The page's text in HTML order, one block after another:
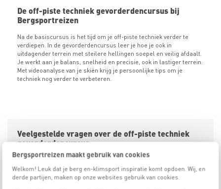
Bergsportreizen maakt gebruik van cookies
Welkom! Leuk dat je berg en-klimsport inspiratie komt opdoen. Wij, en
derde partijen, maken op onze websites gebruik van cookies.
De off-piste techniek gevorderdencursus bij
Bergsportreizen
Na de basiscursus is het tijd om je off-piste techniek verder te
verdiepen. In de gevorderdencursus leer je hoe je ook in
uitdagender terrein met steilere hellingen soepel en veilig afdaalt.
Je werkt aan je balans, snelheid en precisie, ook in lastiger terrein.
Met videoanalyse van je skiën krijg je persoonlijke tips om je
techniek nog verder te verbeteren.
Veelgestelde vragen over de off-piste techniek
gevorderdencursus
Voor wie is de off-piste techniek gevorderdencursus?